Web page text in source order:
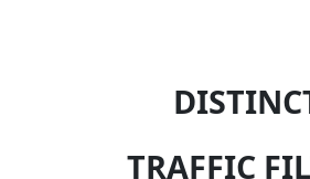
TRAFFIC